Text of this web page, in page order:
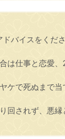
バイスをく
仕事と恋愛
で死ぬまで
されず、悪